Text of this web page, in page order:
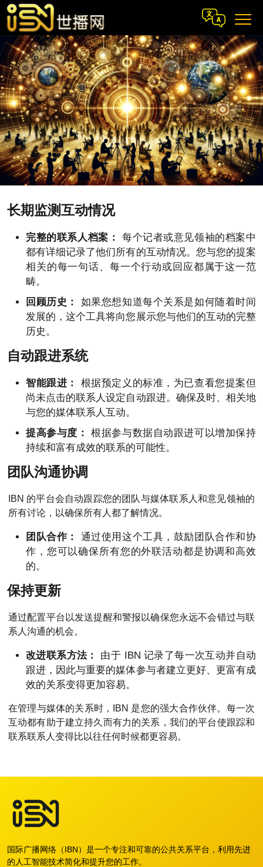
长期监测互动情况
完整的联系人档案：
每个记者或意见领袖的档案中
都有详细记录了他们所有的互动情况。您与您的提案
相关的每一句话、每一个行动或回应都属于这一范
畴。
回顾历史：
如果您想知道每个关系是如何随着时间
发展的，这个工具将向您展示您与他们的互动的完整
历史。
自动跟进系统
智能跟进：
根据预定义的标准，为已查看您提案但
尚未点击的联系人设定自动跟进。确保及时、相关地
与您的媒体联系人互动。
提高参与度：
根据参与数据自动跟进可以增加保持
持续和富有成效的联系的可能性。
团队沟通协调
IBN 的平台会自动跟踪您的团队与媒体联系人和意见领袖的
所有讨论，以确保所有人都了解情况。
团队合作：
通过使用这个工具，鼓励团队合作和协
作，您可以确保所有您的外联活动都是协调和高效
的。
保持更新
通过配置平台以发送提醒和警报以确保您永远不会错过与联
系人沟通的机会。
改进联系方法：
由于 IBN 记录了每一次互动并自动
跟进，因此与重要的媒体参与者建立更好、更富有成
效的关系变得更加容易。
在管理与媒体的关系时，IBN 是您的强大合作伙伴。每一次
互动都有助于建立持久而有力的关系，我们的平台使跟踪和
联系联系人变得比以往任何时候都更容易。
国际广播网络（IBN）是一个专注和可靠的公共关系平台，利用先进
的人工智能技术简化和提升您的工作。